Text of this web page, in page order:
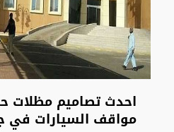
احدث تصاميم مظلات
مواقف السيارات في